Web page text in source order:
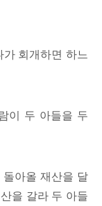
회개하면 하느
이 두 아들을 두
아올 재산을 달
을 갈라 두 아들